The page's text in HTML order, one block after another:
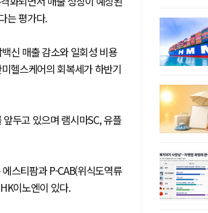
는 평가다.
신 매출 감소와 일회성 비용
헬스케어의 회복세가 하반기
두고 있으며 램시마SC, 유플
스티팜과 P-CAB(위식도역류
이노엔이 있다.